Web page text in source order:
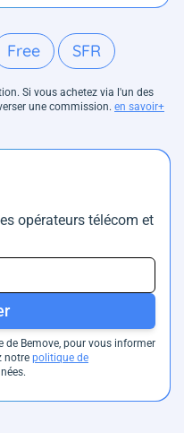
Free SFR
Si vous achetez via l'un des
une commission. en savoir+
opérateurs télécom et
de Bemove, pour vous informer
notre politique de